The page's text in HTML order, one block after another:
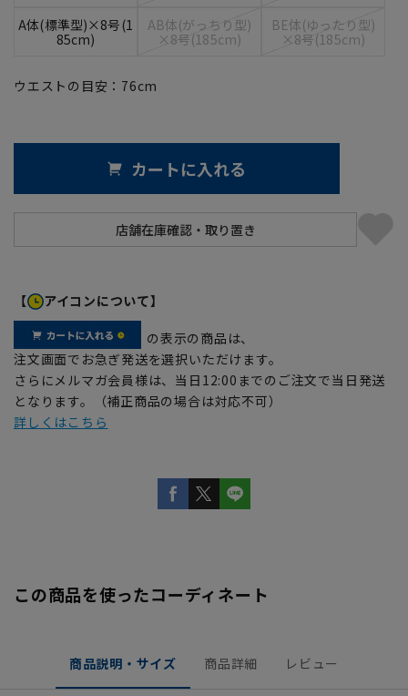
A体(標準型)×8号(1
85cm)
AB体(がっちり型)
×8号(185cm)
BE体(ゆったり型)
×8号(185cm)
ウエストの目安： 76cm
カートに入れる
【 アイコンについて】
の表示の商品は、
注文画面でお急ぎ発送を選択いただけます。
さらにメルマガ会員様は、当日12:00までのご注文で当日発送
となります。（補正商品の場合は対応不可）
詳しくはこちら
この商品を使ったコーディネート
商品説明・サイズ 商品詳細 レビュー